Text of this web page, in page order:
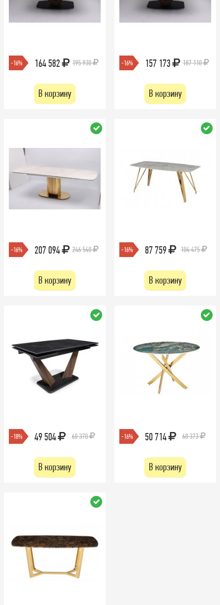
-16% 164 582 195 930
В корзину
-16% 157 173 187 110
В корзину
-16% 207 094 246 540
В корзину
-16% 87 759 104 475
В корзину
-18% 49 504 60 370
В корзину
-16% 50 714 60 373
В корзину